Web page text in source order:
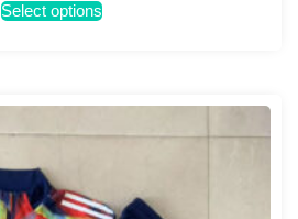
Select options